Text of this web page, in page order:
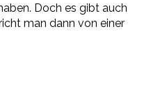
Doch es gibt auch
man dann von einer